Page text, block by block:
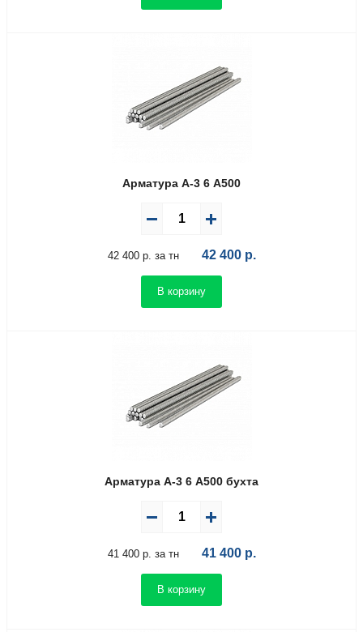
Арматура А-3 6 А500
42 400 р. за тн 42 400р.
В корзину
Арматура А-3 6 А500 бухта
41 400 р. за тн 41 400р.
В корзину